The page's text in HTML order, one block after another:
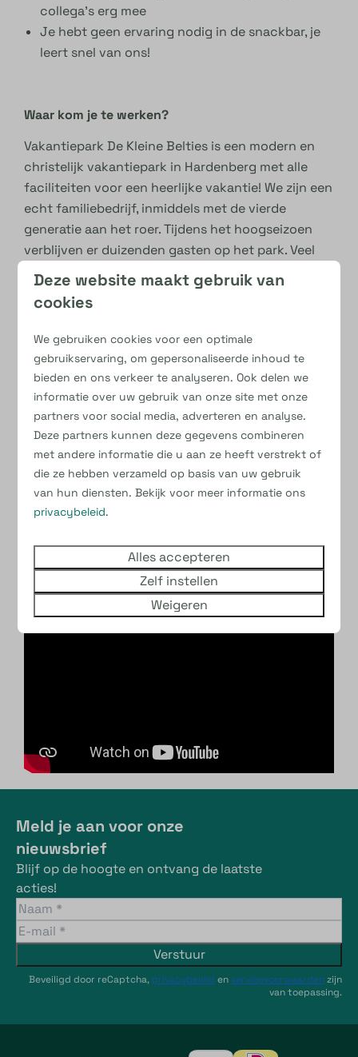
collega’s erg mee
Je hebt geen ervaring nodig in de snackbar, je
leert snel van ons!
Waar kom je te werken?
Vakantiepark De Kleine Belties is een modern en
christelijk vakantiepark in Hardenberg met alle
faciliteiten voor een heerlijke vakantie! We zijn een
echt familiebedrijf, inmiddels met de vierde
generatie aan het roer. Tijdens het hoogseizoen
verblijven er duizenden gasten op het park. Veel
vakantiegangers komen ieder jaar weer terug en
dat zegt genoeg over de sfeer en gezelligheid!
Een enthousiast en gezellig team
Een marktconform salaris
Elke zondag vrij
Werken in een echte vakantiesfeer
Lijkt het jou leuk om deze vakantie bij ons aan de
slag te gaan in de snackbar? Dan maken we graag
kennis met je! Neem contact op via de app
0626140816 of via de mail
Meld je aan voor onze
nieuwsbrief
Blijf op de hoogte en ontvang de laatste
acties!
Verstuur
Beveiligd door reCaptcha, privacybeleid en servicevoorwaardenzijn
van toepassing.
Deze website maakt gebruik van
cookies
We gebruiken cookies voor een optimale
gebruikservaring, om gepersonaliseerde inhoud te
bieden en ons verkeer te analyseren. Ook delen we
informatie over uw gebruik van onze site met onze
partners voor social media, adverteren en analyse.
Deze partners kunnen deze gegevens combineren
met andere informatie die u aan ze heeft verstrekt of
die ze hebben verzameld op basis van uw gebruik
van hun diensten. Bekijk voor meer informatie ons
privacybeleid.
Alles accepteren
Zelf instellen
Weigeren